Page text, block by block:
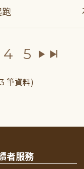
跑
4 5
筆資料)
者服務